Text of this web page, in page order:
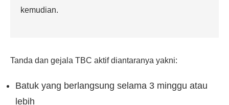
kemudian.
Tanda dan gejala TBC aktif diantaranya yakni:
Batuk yang berlangsung selama 3 minggu atau
lebih